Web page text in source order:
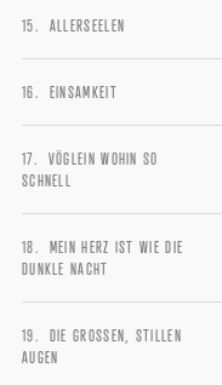
ALLERSEELEN
EINSAMKEIT
VÖGLEIN WOHIN SO
SCHNELL
MEIN HERZ IST WIE DIE
DUNKLE NACHT
DIE GROSSEN, STILLEN
AUGEN